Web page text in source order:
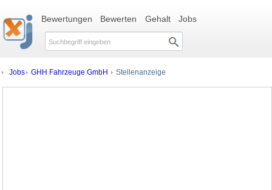
Bewertungen Bewerten Gehalt Jobs
Jobs GHH Fahrzeuge GmbH Stellenanzeige